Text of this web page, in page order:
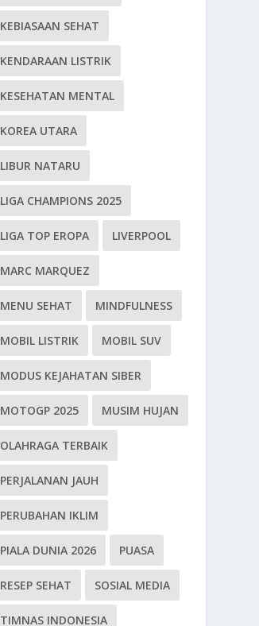
KEBIASAAN SEHAT
KENDARAAN LISTRIK
KESEHATAN MENTAL
KOREA UTARA
LIBUR NATARU
LIGA CHAMPIONS 2025
LIGA TOP EROPA LIVERPOOL
MARC MARQUEZ
MENU SEHAT MINDFULNESS
MOBIL LISTRIK MOBIL SUV
MODUS KEJAHATAN SIBER
MOTOGP 2025 MUSIM HUJAN
OLAHRAGA TERBAIK
PERJALANAN JAUH
PERUBAHAN IKLIM
PIALA DUNIA 2026 PUASA
RESEP SEHAT SOSIAL MEDIA
TIMNAS INDONESIA